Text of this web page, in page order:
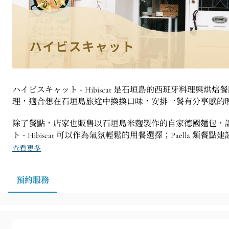
ハイビスキャット - Hibiscat 是石垣島的西班牙料理與烘焙
理，適合想在石垣島旅途中換換口味，安排一餐有分享感的
除了餐點，店家也販售以石垣島米麴製作的自家德國麵包
ト - Hibiscat 可以作為氣氛輕鬆的用餐選擇；Paella 類餐點
查看更多
預約服務